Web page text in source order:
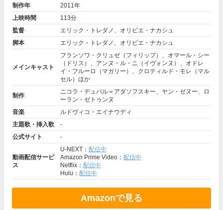
制作年
2011年
上映時間
113分
監督
エリック・トレダノ、オリビエ・ナカシュ
脚本
エリック・トレダノ、オリビエ・ナカシュ
メインキャスト
フランソワ・クリュゼ（フィリップ）、オマール・シー
（ドリス）、アンヌ・ル・ニ（イヴォンヌ）、オドレ
イ・フルーロ（マガリー）、クロティルド・モレ（マル
セル）ほか
制作
ニコラ・デュバル＝アダソフスキー、ヤン・ゼヌー、ロ
ーラン・ゼトゥンヌ
音楽
ルドヴィコ・エイナウディ
主題歌・挿入歌
-
公式サイト
-
動画配信サービ
ス
U-NEXT： 配信中
Amazon Prime Video： 配信中
Netflix： 配信中
Hulu： 配信中
Amazonで見る